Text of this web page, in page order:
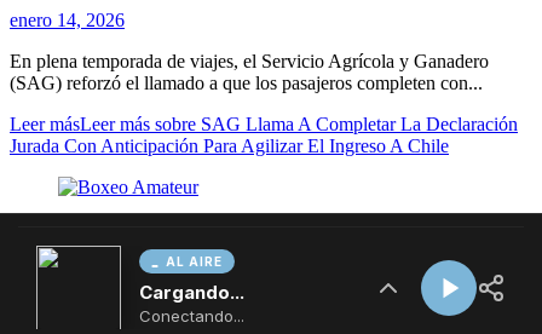
AL AIRE
Cargando...
Conectando...